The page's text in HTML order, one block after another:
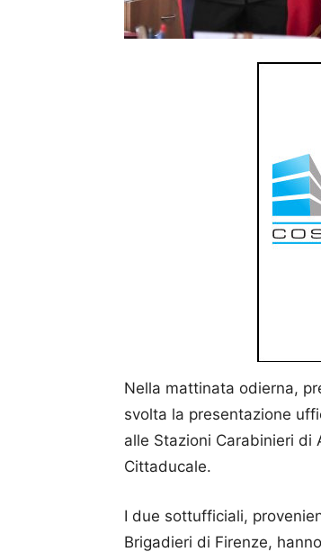
Nella mattinata odierna,
svolta la presentazione
alle Stazioni Carabinieri di
Cittaducale.
I due sottufficiali,
Brigadieri di Firenze,